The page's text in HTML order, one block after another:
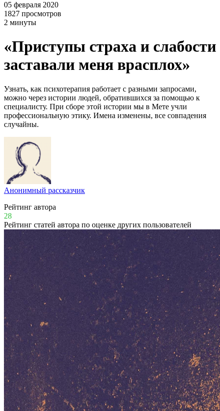
05 февраля 2020
1827 просмотров
2 минуты
«Приступы страха и слабости
заставали меня врасплох»
Узнать, как психотерапия работает с разными запросами,
можно через истории людей, обратившихся за помощью к
специалисту. При сборе этой истории мы в Мете учли
профессиональную этику. Имена изменены, все совпадения
случайны.
Анонимный рассказчик
Рейтинг автора
28
Рейтинг статей автора по оценке других пользователей